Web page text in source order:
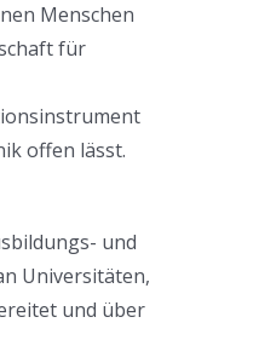
Menschen
für
offen lässt.
und
Universitäten,
und über